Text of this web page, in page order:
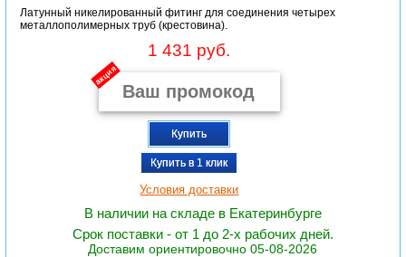
Латунный никелированный фитинг для соединения четырех
металлополимерных труб (крестовина).
1 431 руб.
акция
Купить
Купить в 1 клик
Условия доставки
В наличии на складе в Екатеринбурге
Срок поставки - от 1 до 2-х рабочих дней.
Доставим ориентировочно 05-08-2026